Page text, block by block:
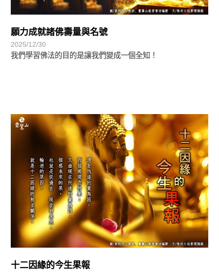
願力成就諸佛壽量與名號
2025/12/30
我們學習佛法的目的是讓我們變成一個全知！
十二因緣的今生果報
覺有情-法華期